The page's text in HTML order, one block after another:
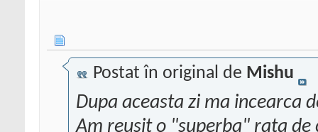
Postat în original de Mishu
Dupa aceasta zi ma incearca
Am reusit o "superba" rata de